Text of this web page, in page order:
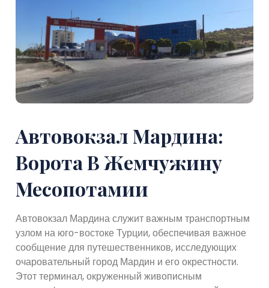
Автовокзал Мардина:
Ворота В Жемчужину
Месопотамии
Автовокзал Мардина служит важным транспортным
узлом на юго-востоке Турции, обеспечивая важное
сообщение для путешественников, исследующих
очаровательный город Мардин и его окрестности.
Этот терминал, окруженный живописным